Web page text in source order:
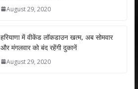
August 29, 2020
हरियाणा में वीकेंड लॉकडाउन खत्म, अब सोमवार
और मंगलवार को बंद रहेंगी दुकानें
August 29, 2020